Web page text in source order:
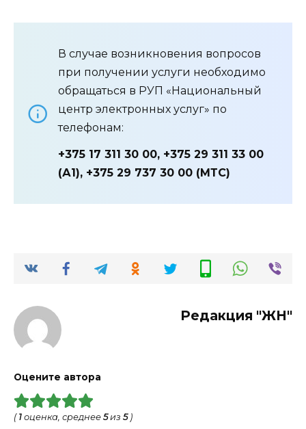
В случае возникновения вопросов
при получении услуги необходимо
обращаться в РУП «Национальный
центр электронных услуг» по
телефонам:
+375 17 311 30 00, +375 29 311 33 00
(А1), +375 29 737 30 00 (МТС)
Редакция "ЖН"
Оцените автора
( 1 оценка, среднее 5из 5)